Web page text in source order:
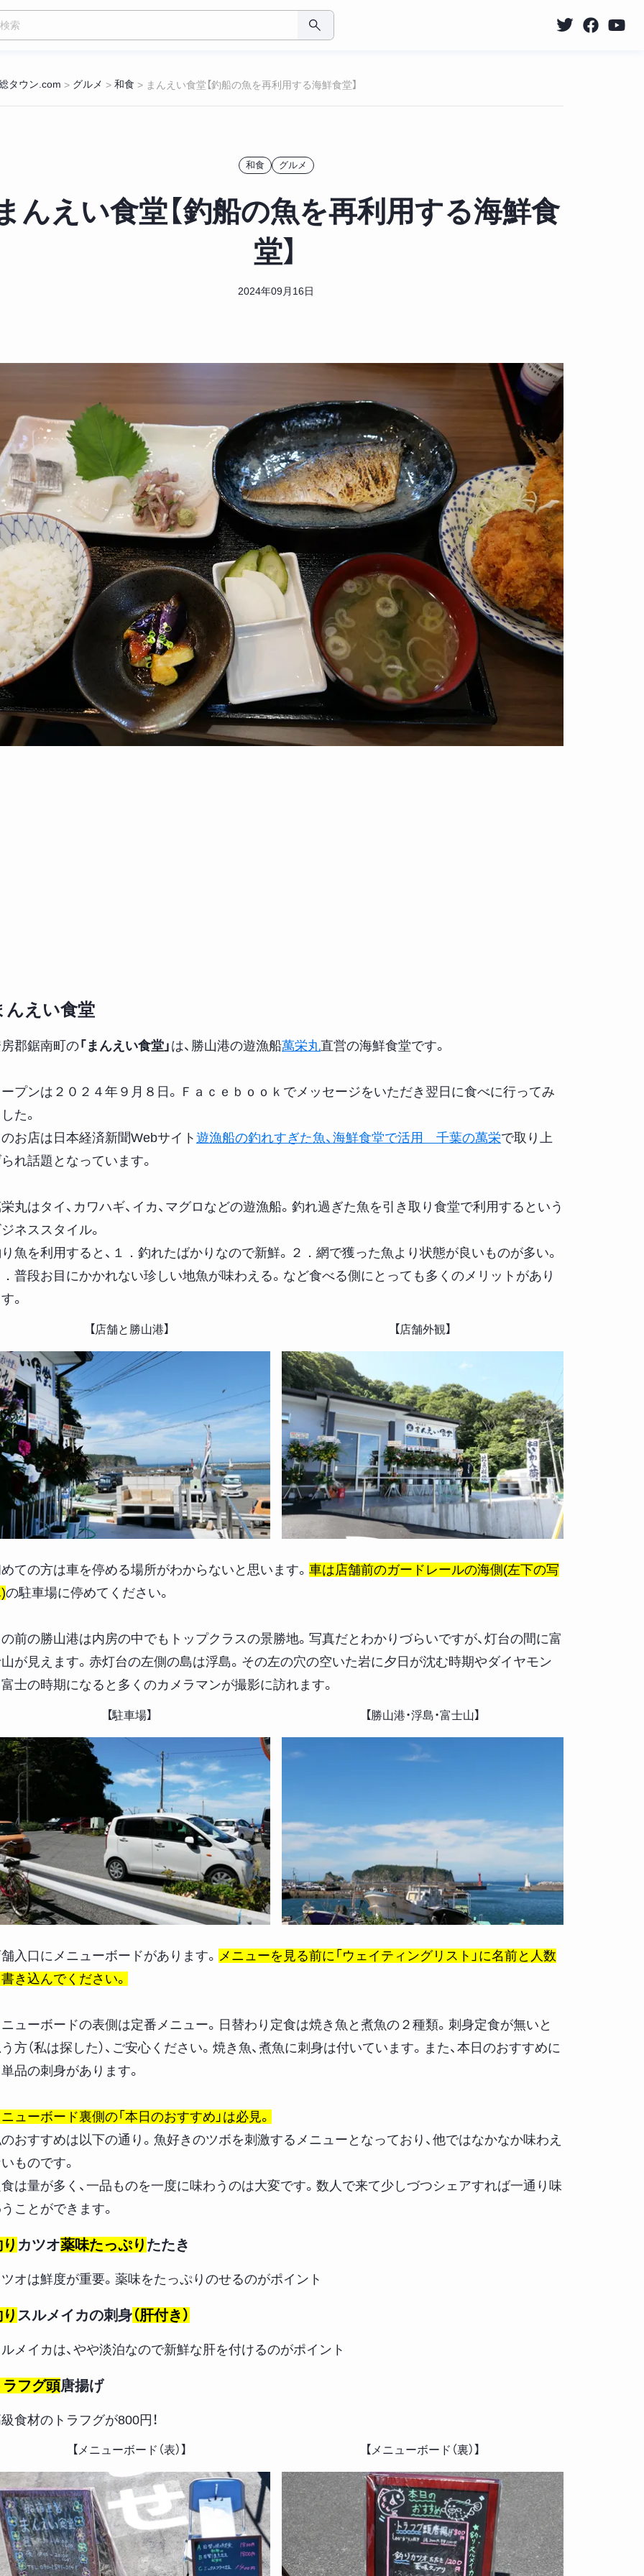
タウン.com > グルメ > 和食 > まんえい食堂【釣船の魚を再利用する海鮮食堂】
和食 グルメ
んえい食堂【釣船の魚を再利用する海鮮食
堂】
2024年09月16日
んえい食堂
郡鋸南町の「まんえい食堂」 は、勝山港の遊漁船萬栄丸直営の海鮮食堂です。
プンは２０２４年９月８日。Ｆａｃｅｂｏｏｋでメッセージをいただき翌日に食べに行ってみ
た。
お店は日本経済新聞Webサイト 遊漁船の釣れすぎた魚、海鮮食堂で活用 千葉の萬栄で取り上
れ話題となっています。
丸はタイ、カワハギ、イカ、マグロなどの遊漁船。釣れ過ぎた魚を引き取り食堂で利用するという
ネススタイル。
魚を利用すると、１．釣れたばかりなので新鮮。２．網で獲った魚より状態が良いものが多い。
普段お目にかかれない珍しい地魚が味わえる。など食べる側にとっても多くのメリットがあり
。
【店舗と勝山港】 【店舗外観】
ての方は車を停める場所がわからないと思います。 車は店舗前のガードレールの海側(左下の写
の駐車場に停めてください。
前の勝山港は内房の中でもトップクラスの景勝地。写真だとわかりづらいですが、灯台の間に富
が見えます。赤灯台の左側の島は浮島。その左の穴の空いた岩に夕日が沈む時期やダイヤモン
士の時期になると多くのカメラマンが撮影に訪れます。
【駐車場】 【勝山港・浮島・富士山】
入口にメニューボードがあります。 メニューを見る前に「ウェイティングリスト」に名前と人数
き込んでください。
ューボードの表側は定番メニュー。日替わり定食は焼き魚と煮魚の２種類。刺身定食が無いと
方（私は探した）、ご安心ください。焼き魚、煮魚に刺身は付いています。また、本日のおすすめに
品の刺身があります。
ューボード裏側の「本日のおすすめ」は必見。
おすすめは以下の通り。魚好きのツボを刺激するメニューとなっており、他ではなかなか味わえ
ものです。
は量が多く、一品ものを一度に味わうのは大変です。数人で来て少しづつシェアすれば一通り味
ことができます。
カツオ薬味たっぷり たたき
オは鮮度が重要。薬味をたっぷりのせるのがポイント
スルメイカの刺身（肝付き）
メイカは、やや淡泊なので新鮮な肝を付けるのがポイント
ラフグ頭唐揚げ
食材のトラフグが800円！
【メニューボード（表）】 【メニューボード（裏）】